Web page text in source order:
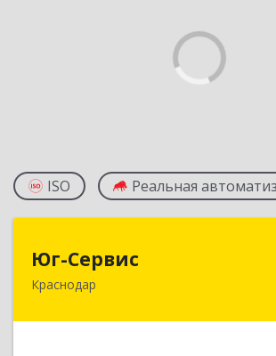
ISO Реальная
Юг-Сервис
Краснодар350038, Краснодарский край,